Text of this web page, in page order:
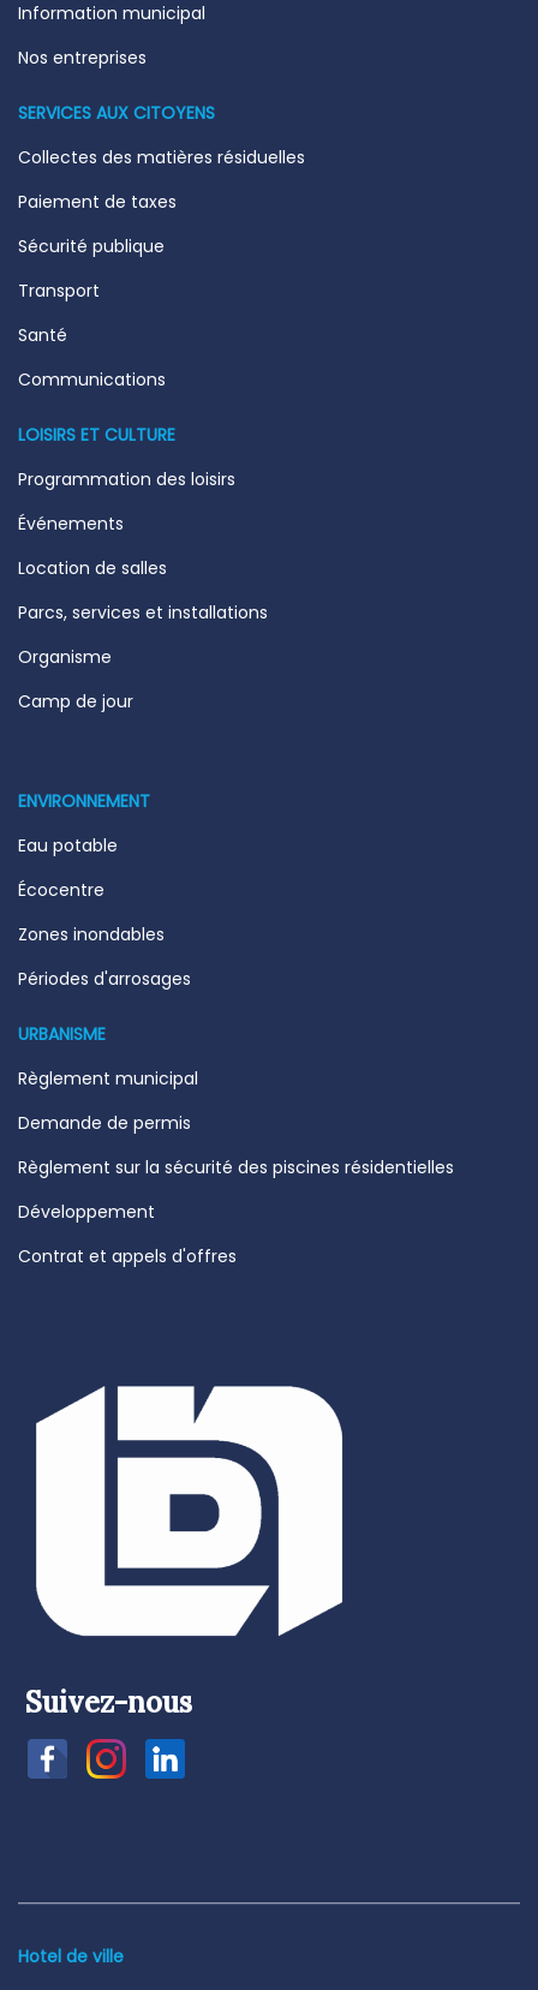
Information municipal
Nos entreprises
SERVICES AUX CITOYENS
Collectes des matières résiduelles
Paiement de taxes
Sécurité publique
Transport
Santé
Communications
LOISIRS ET CULTURE
Programmation des loisirs
Événements
Location de salles
Parcs, services et installations
Organisme
Camp de jour
ENVIRONNEMENT
Eau potable
Écocentre
Zones inondables
Périodes d'arrosages
URBANISME
Règlement municipal
Demande de permis
Règlement sur la sécurité des piscines résidentielles
Développement
Contrat et appels d'offres
Suivez-nous
Hotel de ville